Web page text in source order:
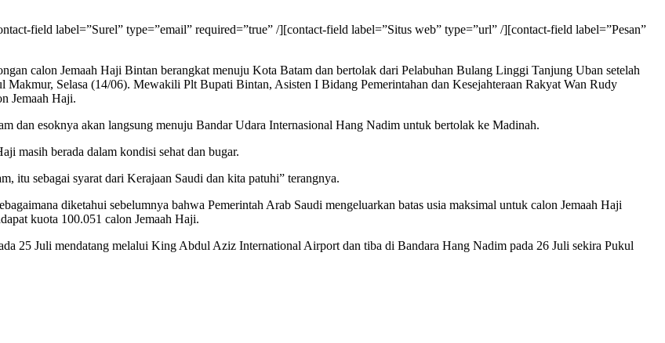
field label=”Surel” type=”email” required=”true” /][contact-field label=”Situs web” type=”url” /][contact-field label=”Pesan”
calon Jemaah Haji Bintan berangkat menuju Kota Batam dan bertolak dari Pelabuhan Bulang Linggi Tanjung Uban setelah
Makmur, Selasa (14/06). Mewakili Plt Bupati Bintan, Asisten I Bidang Pemerintahan dan Kesejahteraan Rakyat Wan Rudy
Jemaah Haji.
dan esoknya akan langsung menuju Bandar Udara Internasional Hang Nadim untuk bertolak ke Madinah.
masih berada dalam kondisi sehat dan bugar.
itu sebagai syarat dari Kerajaan Saudi dan kita patuhi” terangnya.
diketahui sebelumnya bahwa Pemerintah Arab Saudi mengeluarkan batas usia maksimal untuk calon Jemaah Haji
kuota 100.051 calon Jemaah Haji.
25 Juli mendatang melalui King Abdul Aziz International Airport dan tiba di Bandara Hang Nadim pada 26 Juli sekira Pukul